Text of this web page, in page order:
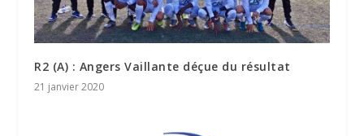
R2 (A) : Angers Vaillante déçue du résultat
21 janvier 2020